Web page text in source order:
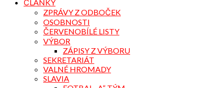
ČLÁNKY
ZPRÁVY Z ODBOČEK
OSOBNOSTI
ČERVENOBÍLÉ LISTY
VÝBOR
ZÁPISY Z VÝBORU
SEKRETARIÁT
VALNÉ HROMADY
SLAVIA